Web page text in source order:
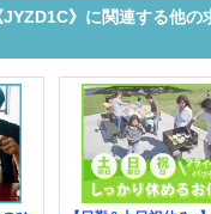
》に関連する他の